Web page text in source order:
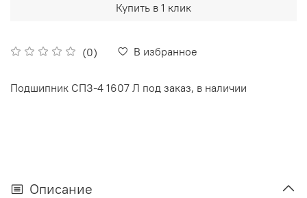
(0) В избранное
Купить в 1 клик
Подшипник СПЗ-4 1607 Л под заказ, в наличии
Описание